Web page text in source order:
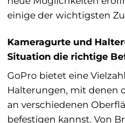
einige der wichtigsten
Kameragurte und
Situation die richtige
GoPro bietet eine
Halterungen, mit denen
an verschiedenen
befestigen kannst. Von